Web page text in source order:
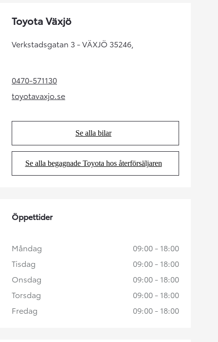
Toyota Växjö
Verkstadsgatan 3 - VÄXJÖ 35246,
0470-571130(Opens in new tab)
toyotavaxjo.se(Opens in new tab)
Se alla bilar
(Opens in new tab)
Se alla begagnade Toyota hos återförsäljaren
(Opens in new tab)
Öppettider
Måndag
09:00 - 18:00
Tisdag
09:00 - 18:00
Onsdag
09:00 - 18:00
Torsdag
09:00 - 18:00
Fredag
09:00 - 18:00